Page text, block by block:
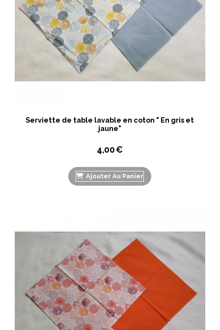
Serviette de table lavable en coton " En gris et
jaune"
4,00€
Ajouter Au Panier